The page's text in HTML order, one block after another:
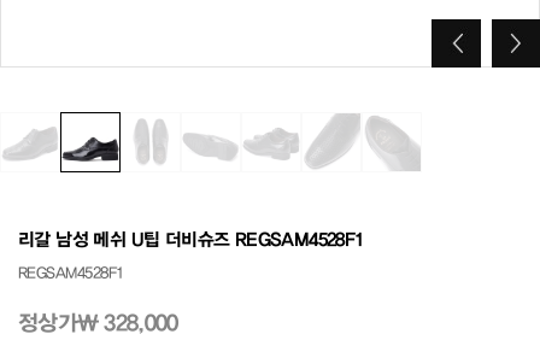
리갈 남성 메쉬 U팁 더비슈즈 REGSAM4528F1
REGSAM4528F1
정상가₩ 328,000